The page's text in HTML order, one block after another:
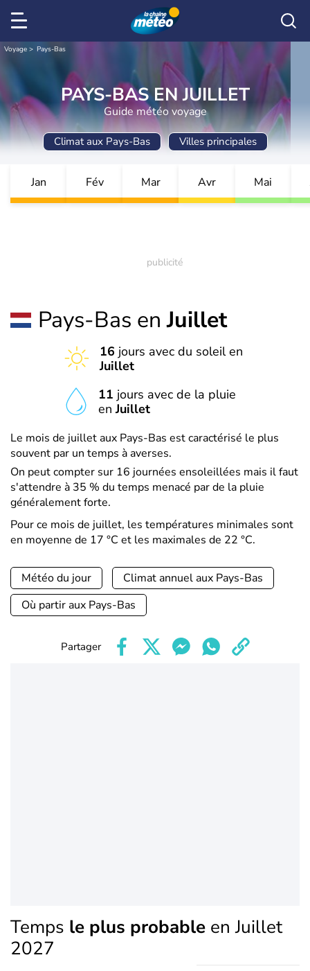
Voyage Pays-Bas
PAYS-BAS EN JUILLET
Guide météo voyage
Climat aux Pays-Bas Villes principales
Jan Fév Mar Avr Mai
Pays-Bas enJuillet
16 jours avec du soleil en
Juillet
11 jours avec de la pluie
enJuillet
Le mois de juillet aux Pays-Bas est caractérisé le plus
souvent par un temps à averses.
On peut compter sur 16 journées ensoleillées mais il faut
s'attendre à 35 % du temps menacé par de la pluie
généralement forte.
Pour ce mois de juillet, les températures minimales sont
en moyenne de 17 °C et les maximales de 22 °C.
Météo du jour
Climat annuel aux Pays-Bas
Où partir aux Pays-Bas
Partager
Temps le plus probable en Juillet
2027